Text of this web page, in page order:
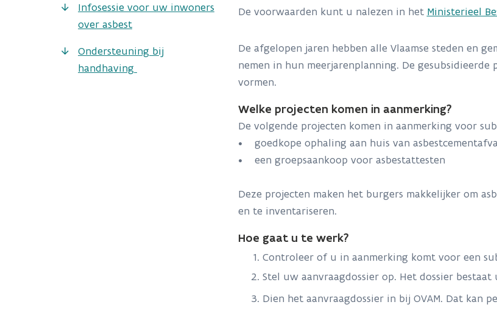
Infosessie voor uw inwoners
over asbest
Ondersteuning bij
handhaving
De voorwaarden kunt u nalezen in het Ministerieel
De afgelopen jaren hebben alle Vlaamse steden en
nemen in hun meerjarenplanning. De
vormen.
Welke projecten komen in aanmerking?
​​​​​De volgende projecten komen in aanmerking voor
• goedkope ophaling aan huis van
• een groepsaankoop voor asbestattesten
Deze projecten maken het burgers makkelijker om
en te inventariseren.
Hoe gaat u te werk?
Controleer of u in aanmerking komt voor een
Stel uw aanvraagdossier op. Het dossier
Dien het aanvraagdossier in bij OVAM. Dat kan